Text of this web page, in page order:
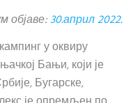
објаве:30.април 2022.
у оквиру
Бањи, који је
Бугарске,